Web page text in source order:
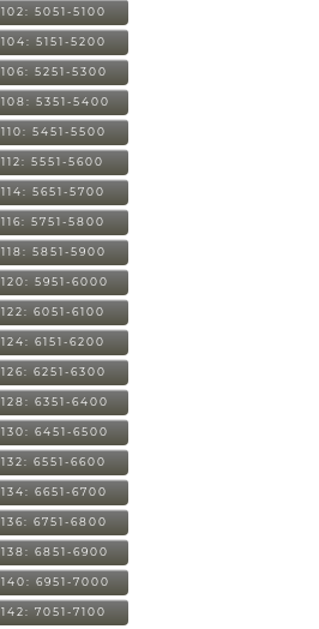
102: 5051-5100
104: 5151-5200
106: 5251-5300
108: 5351-5400
110: 5451-5500
112: 5551-5600
114: 5651-5700
116: 5751-5800
118: 5851-5900
120: 5951-6000
122: 6051-6100
124: 6151-6200
126: 6251-6300
128: 6351-6400
130: 6451-6500
132: 6551-6600
134: 6651-6700
136: 6751-6800
138: 6851-6900
140: 6951-7000
142: 7051-7100